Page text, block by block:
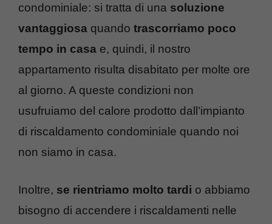
condominiale: si tratta di una soluzione
vantaggiosa quando trascorriamo poco
tempo in casa e, quindi, il nostro
appartamento risulta disabitato per molte ore
al giorno. A queste condizioni non
usufruiamo del calore prodotto dall’impianto
di riscaldamento condominiale quando noi
non siamo in casa.
Inoltre, se rientriamo molto tardi o abbiamo
bisogno di accendere i riscaldamenti nelle